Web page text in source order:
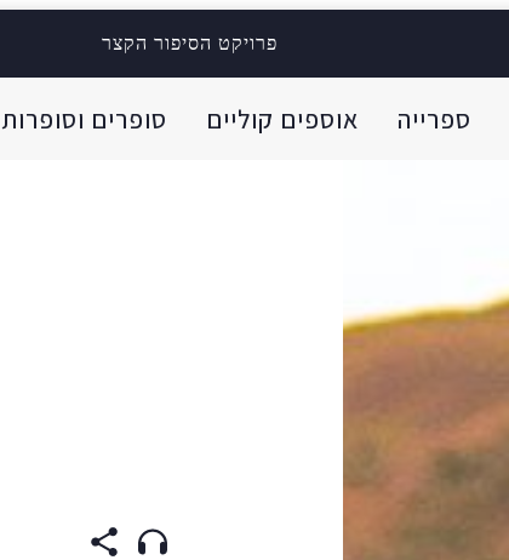
פרויקט הסיפור הקצר
ספרייה אוספים קוליים סופרים וסופרות